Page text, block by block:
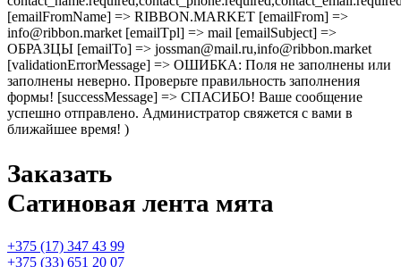
[emailFromName] => RIBBON.MARKET [emailFrom] =>
info@ribbon.market [emailTpl] => mail [emailSubject] =>
ОБРАЗЦЫ [emailTo] => jossman@mail.ru,info@ribbon.market
[validationErrorMessage] => ОШИБКА: Поля не заполнены или
заполнены неверно. Проверьте правильность заполнения
формы! [successMessage] => СПАСИБО! Ваше сообщение
успешно отправлено. Администратор свяжется с вами в
ближайшее время! )
Заказать
Сатиновая лента мята
+375 (17) 347 43 99
+375 (33) 651 20 07